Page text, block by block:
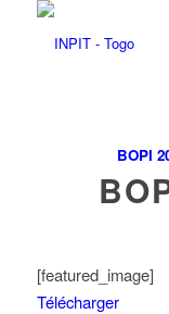
BOPI
[featured_image]
Télécharger